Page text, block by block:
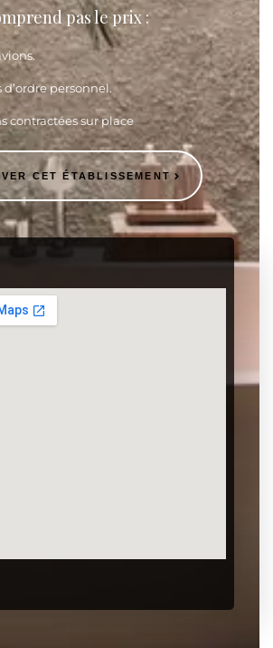
pas le prix :
d’ordre personnel.
contractées sur place
CET ÉTABLISSEMENT